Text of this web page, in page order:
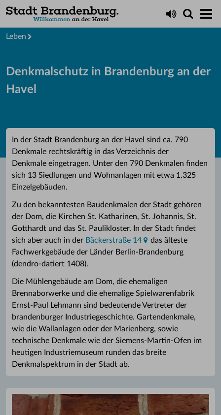
Startseite
Leben
Denkmalschutz in Brandenburg an der
Havel
In der Stadt Brandenburg an der Havel sind ca. 790
Denkmale rechtskräftig in das Verzeichnis der
Denkmale eingetragen. Unter den 790 Denkmalen finden
sich 13 Siedlungen und Wohnanlagen mit etwa 1.325
Einzelgebäuden.
Zu den bekanntesten Baudenkmalen der Stadt gehören
der Dom, die Kirchen St. Katharinen, St. Johannis, St.
Gotthardt und das St. Paulikloster. In der Stadt findet
sich aber auch in der Bäckerstraße 14
das älteste
Fachwerkgebäude der Länder Berlin-Brandenburg
(dendro-datiert 1408).
Die Mühlengebäude am Dom, die ehemaligen
Brennaborwerke und die ehemalige Spielwarenfabrik
Ernst-Paul Lehmann sind bedeutende Vertreter der
brandenburger Industriegeschichte. Gartendenkmale,
wie die Wallanlagen oder der Marienberg, sowie
technische Denkmale wie der Siemens-Martin-Ofen im
heutigen Industriemuseum runden das breite
Denkmalspektrum in der Stadt ab.